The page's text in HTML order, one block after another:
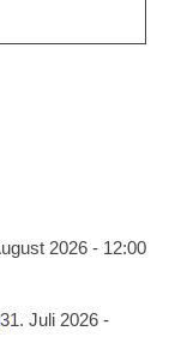
2026 - 12:00
31. Juli 2026 -